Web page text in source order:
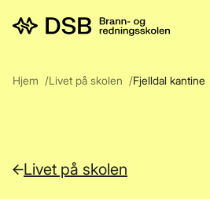
Hjem Livet på skolen Fjelldal kantine
Livet på skolen